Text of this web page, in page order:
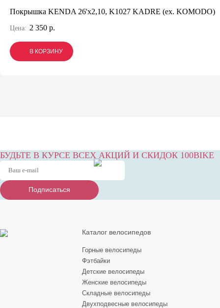
Покрышка KENDA 26'х2,10, K1027 KADRE (ex. KOMODO)
Цена: 2 350 р.
В КОРЗИНУ
В КОРЗИНУ
В КОРЗИНУ
БУДЬТЕ В КУРСЕ ВСЕХ АКЦИЙ И СКИДОК 100BIKE
Подписаться
Подписаться
Подписаться
Каталог велосипедов
Горные велосипеды
Фэтбайки
Детские велосипеды
Женские велосипеды
Складные велосипеды
Двухподвесные велосипеды